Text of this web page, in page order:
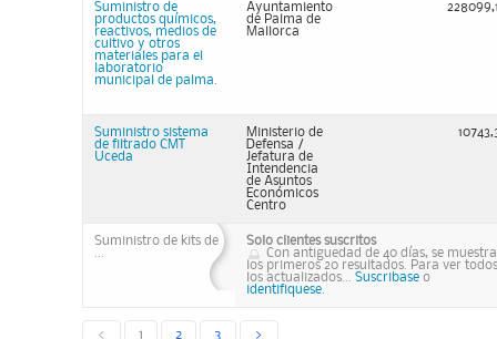
Suministro de
productos químicos,
reactivos, medios de
cultivo y otros
materiales para el
laboratorio
municipal de palma.
Ayuntamiento
de Palma de
Mallorca
Suministro sistema
de filtrado CMT
Uceda
Ministerio de
Defensa /
Jefatura de
Intendencia
de Asuntos
Económicos
Centro
Suministro de kits de
Solo clientes suscritos
Con antiguedad de 40 días, se
los primeros 20 resultados. Para ver todos
los actualizados... Suscribase o
identifiquese.
< 1 2 3 >